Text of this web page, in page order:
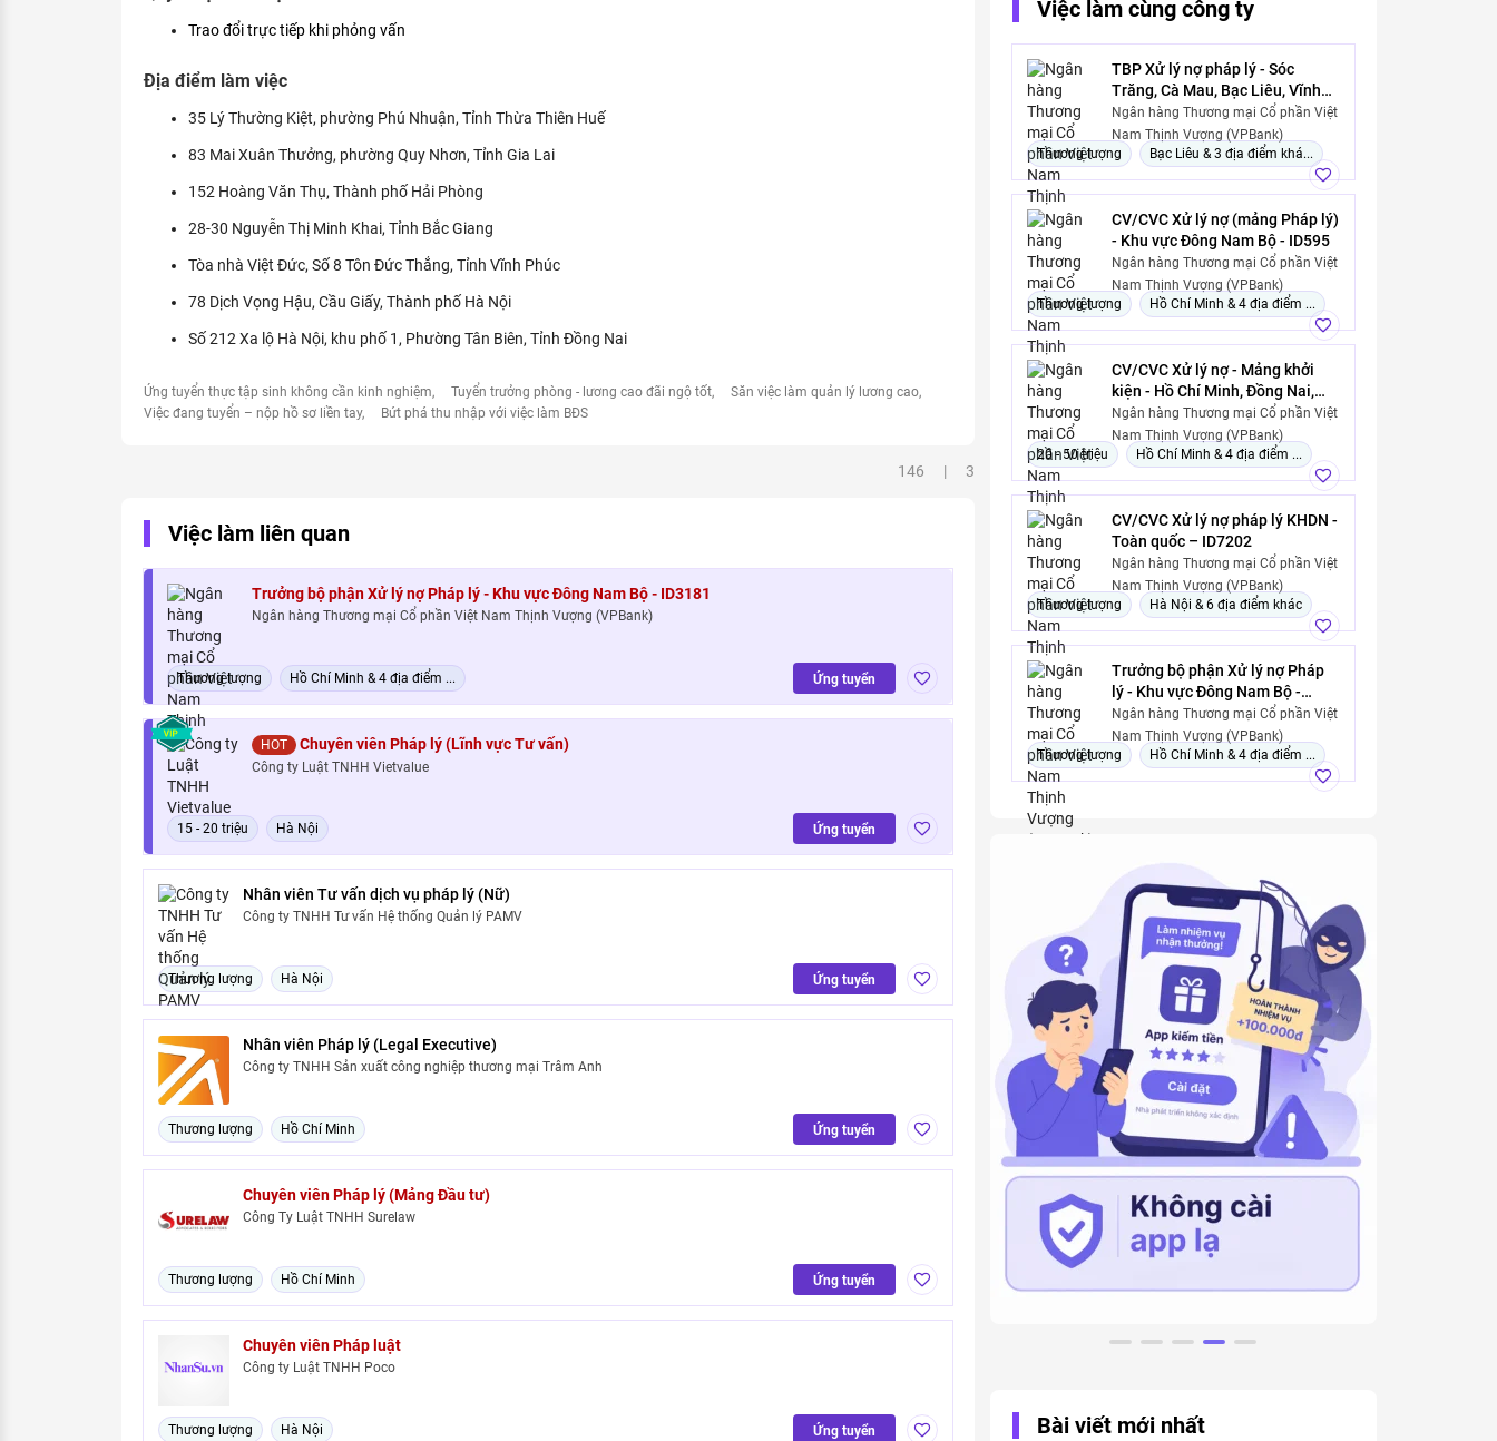
Trao đổi trực tiếp khi phỏng vấn
Địa điểm làm việc
35 Lý Thường Kiệt, phường Phú Nhuận, Tỉnh Thừa Thiên Huế
83 Mai Xuân Thưởng, phường Quy Nhơn, Tỉnh Gia Lai
152 Hoàng Văn Thụ, Thành phố Hải Phòng
28-30 Nguyễn Thị Minh Khai, Tỉnh Bắc Giang
Tòa nhà Việt Đức, Số 8 Tôn Đức Thắng, Tỉnh Vĩnh Phúc
78 Dịch Vọng Hậu, Cầu Giấy, Thành phố Hà Nội
Số 212 Xa lộ Hà Nội, khu phố 1, Phường Tân Biên, Tỉnh Đồng Nai
Ứng tuyển thực tập sinh không cần kinh nghiệm Tuyển trưởng phòng - lương cao đãi ngộ tốt
Săn việc làm quản lý lương cao
Việc đang tuyển – nộp hồ sơ liền tay
Bứt phá thu nhập với việc làm BĐS
146 | 3
Việc làm liên quan
Trưởng bộ phận Xử lý nợ Pháp lý - Khu vực Đông Nam Bộ - ID3181
Ngân hàng Thương mại Cổ phần Việt Nam Thịnh Vượng (VPBank)
Thương lượng Hồ Chí Minh & 4 địa điểm ... Ứng tuyển
HOT Chuyên viên Pháp lý (Lĩnh vực Tư vấn)
Công ty Luật TNHH Vietvalue
15 - 20 triệu Hà Nội Ứng tuyển
Nhân viên Tư vấn dịch vụ pháp lý (Nữ)
Công ty TNHH Tư vấn Hệ thống Quản lý PAMV
Thương lượng Hà Nội Ứng tuyển
Nhân viên Pháp lý (Legal Executive)
Công ty TNHH Sản xuất công nghiệp thương mại Trâm Anh
Thương lượng Hồ Chí Minh Ứng tuyển
Chuyên viên Pháp lý (Mảng Đầu tư)
Công Ty Luật TNHH Surelaw
Thương lượng Hồ Chí Minh Ứng tuyển
Chuyên viên Pháp luật
Công ty Luật TNHH Poco
Thương lượng Hà Nội Ứng tuyển
Việc làm cùng công ty
TBP Xử lý nợ pháp lý - Sóc
Trăng, Cà Mau, Bạc Liêu, Vĩnh
Long - ID3181
Ngân hàng Thương mại Cổ phần Việt
Nam Thịnh Vượng (VPBank)
Thương lượng
Bạc Liêu & 3 địa điểm khá...
CV/CVC Xử lý nợ (mảng Pháp lý)
- Khu vực Đông Nam Bộ - ID595
Ngân hàng Thương mại Cổ phần Việt
Nam Thịnh Vượng (VPBank)
Thương lượng
Hồ Chí Minh & 4 địa điểm ...
CV/CVC Xử lý nợ - Mảng khởi
kiện - Hồ Chí Minh, Đồng Nai,
Bình Phước – ID595
Ngân hàng Thương mại Cổ phần Việt
Nam Thịnh Vượng (VPBank)
20 - 50 triệu
Hồ Chí Minh & 4 địa điểm ...
CV/CVC Xử lý nợ pháp lý KHDN -
Toàn quốc – ID7202
Ngân hàng Thương mại Cổ phần Việt
Nam Thịnh Vượng (VPBank)
Thương lượng
Hà Nội & 6 địa điểm khác
Trưởng bộ phận Xử lý nợ Pháp
lý - Khu vực Đông Nam Bộ -
ID3181
Ngân hàng Thương mại Cổ phần Việt
Nam Thịnh Vượng (VPBank)
Thương lượng
Hồ Chí Minh & 4 địa điểm ...
Bài viết mới nhất